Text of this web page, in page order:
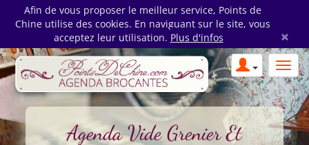
Afin de vous proposer le meilleur service, Points de
Chine utilise des cookies. En naviguant sur le site, vous
acceptez leur utilisation. Plus d'infos ×
Agenda Vide Grenier Et